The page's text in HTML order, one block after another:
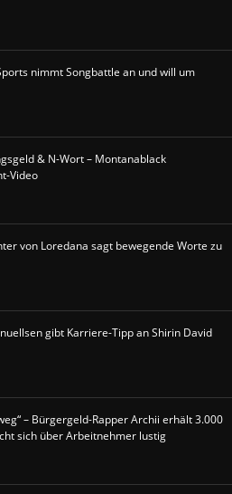
nimmt Songbattle an und will um
& N-Wort – Montanablack
Video
von Loredana sagt bewegende Worte zu
gibt Karriere-Tipp an Shirin David
– Bürgergeld-Rapper Archii erhält 3.000
sich über Arbeitnehmer lustig